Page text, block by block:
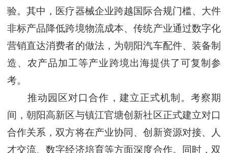
验。其中，医疗器械企业跨越国际合规门槛、大件
非标产品降低跨境物流成本、传统产业通过数字化
营销直达消费者的做法，为朝阳汽车配件、装备制
造、农产品加工等产业跨境出海提供了可复制参
考。
推动园区对口合作，建立正式机制。考察期
间，朝阳高新区与镇江官塘创新社区正式建立对口
合作关系，双方将在产业协同、创新资源对接、人
才交流、数字经济培育等方面深度合作。同时，双